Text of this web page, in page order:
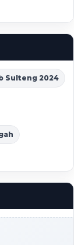
Sulteng 2024